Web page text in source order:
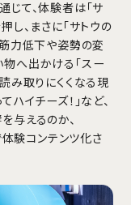
て、体験者は「サ
し、まさに「サトウの
力低下や姿勢の変
へ出かける「スー
み取りにくくなる現
イチーズ！」など、
与えるのか、
験コンテンツ化さ